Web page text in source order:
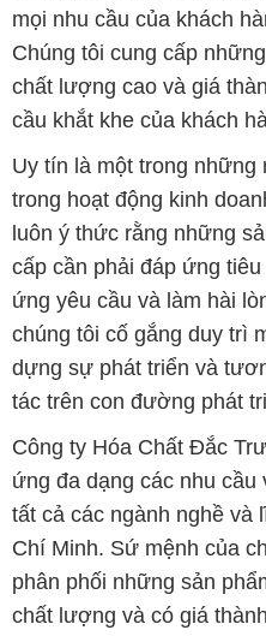
mọi nhu cầu của khách
Chúng tôi cung cấp
chất lượng cao và giá
cầu khắt khe của khách
Uy tín là một trong những
trong hoạt động kinh
luôn ý thức rằng những
cấp cần phải đáp ứng
ứng yêu cầu và làm hài
chúng tôi cố gắng duy trì
dựng sự phát triển và
tác trên con đường phát
Công ty Hóa Chất Đắc
ứng đa dạng các nhu cầu
tất cả các ngành nghề và
Chí Minh. Sứ mệnh của
phân phối những sản
chất lượng và có giá